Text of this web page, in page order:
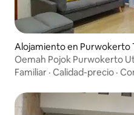
Alojamiento en Purwokerto
Oemah Pojok Purwokerto
Familiar · Calidad-precio ·